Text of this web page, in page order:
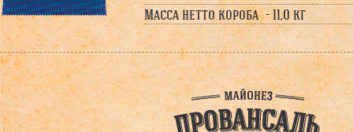
Масса нетто короба - 11,0 кг